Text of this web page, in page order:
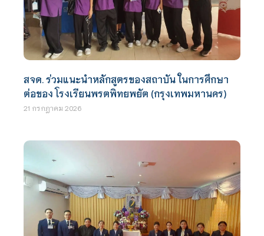
สจด. ร่วมแนะนำหลักสูตรของสถาบัน ในการศึกษา
ต่อของ โรงเรียนพรตพิทยพยัต (กรุงเทพมหานคร)
21 กรกฎาคม 2026